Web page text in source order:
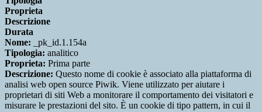
Proprieta
Descrizione
Durata
Nome: _pk_id.1.154a
Tipologia: analitico
Proprieta: Prima parte
Descrizione: Questo nome di cookie è associato alla piattaforma di
analisi web open source Piwik. Viene utilizzato per aiutare i
proprietari di siti Web a monitorare il comportamento dei visitatori e
misurare le prestazioni del sito. È un cookie di tipo pattern, in cui il